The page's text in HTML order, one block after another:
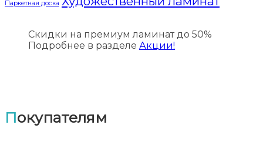
Паркетная доска
Скидки на премиум ламинат до 50%
Подробнее в разделе Акции!
Покупателям